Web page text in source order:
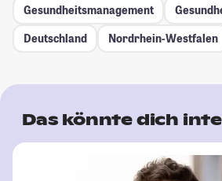
Gesundheitsmanagement
Deutschland
Nordrhein-Westfalen
Das könnte dich